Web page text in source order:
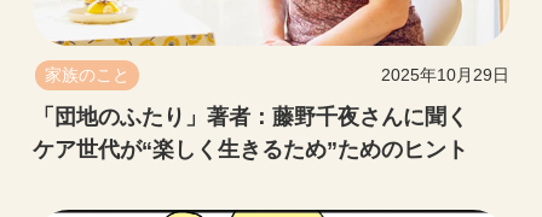
家族のこと 2025年10月29日
「団地のふたり」著者：藤野千夜さんに聞く
ケア世代が“楽しく生きるため”ためのヒント